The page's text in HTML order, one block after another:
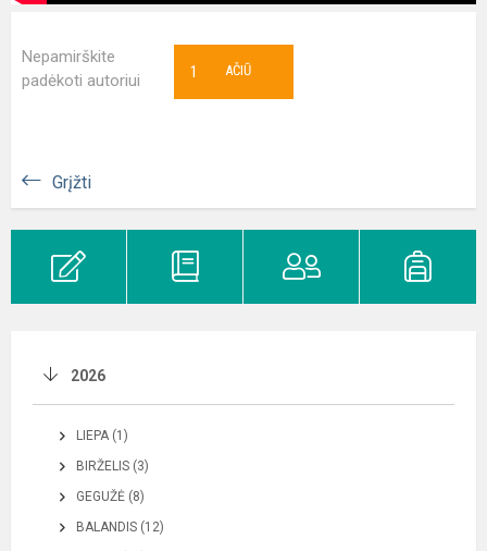
Nepamirškite
padėkoti autoriui
AČIŪ
1
Grįžti
2026
LIEPA (1)
BIRŽELIS (3)
GEGUŽĖ (8)
BALANDIS (12)